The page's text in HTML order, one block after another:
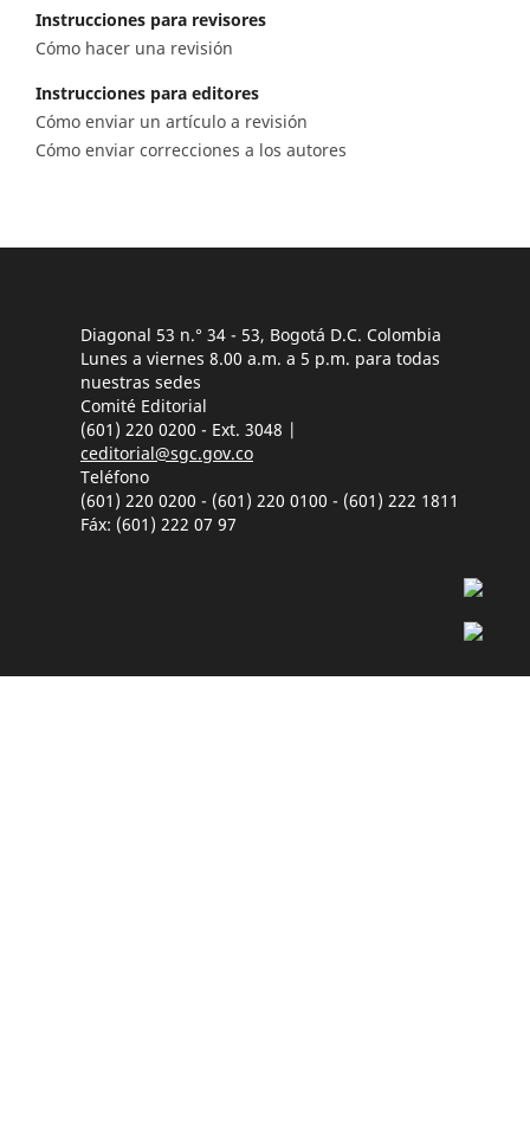
Instrucciones para revisores
Cómo hacer una revisión
Instrucciones para editores
Cómo enviar un artículo a revisión
Cómo enviar correcciones a los autores
Diagonal 53 n.° 34 - 53, Bogotá D.C. Colombia
Lunes a viernes 8.00 a.m. a 5 p.m. para todas
nuestras sedes
Comité Editorial
(601) 220 0200 - Ext. 3048 |
ceditorial@sgc.gov.co
Teléfono
(601) 220 0200 - (601) 220 0100 - (601) 222 1811
Fáx: (601) 222 07 97